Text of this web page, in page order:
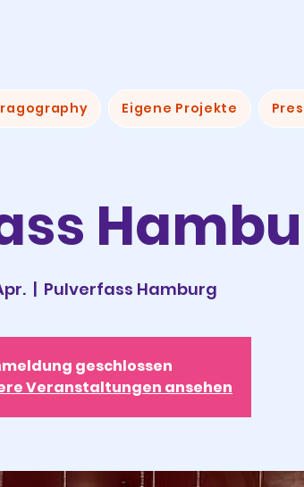
Eigene Projekte
  |
Pulverfass Hamburg
geschlossen
Veranstaltungen ansehen